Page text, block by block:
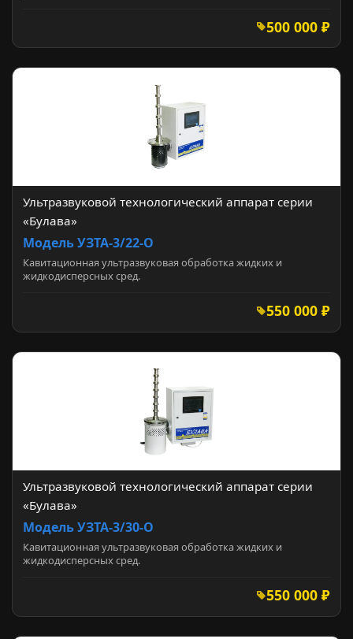
500 000 ₽
Ультразвуковой технологический аппарат серии
«Булава»
Модель УЗТА-3/22-О
Кавитационная ультразвуковая обработка жидких и
жидкодисперсных сред.
550 000 ₽
Ультразвуковой технологический аппарат серии
«Булава»
Модель УЗТА-3/30-О
Кавитационная ультразвуковая обработка жидких и
жидкодисперсных сред.
550 000 ₽